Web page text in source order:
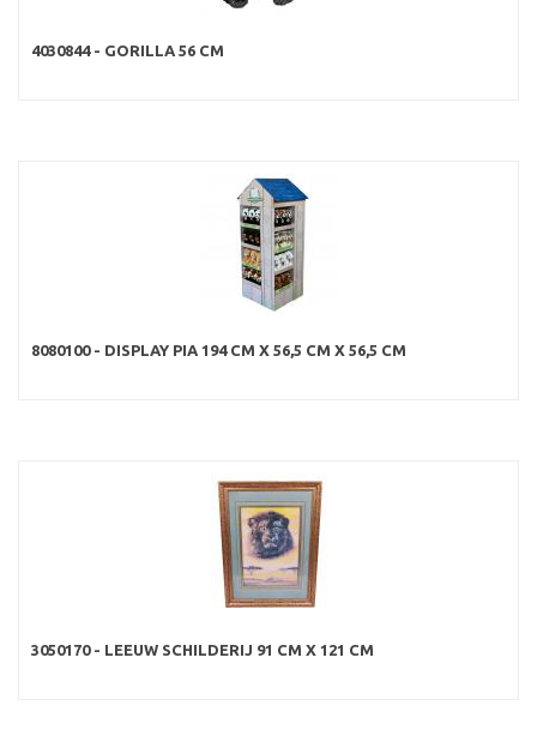
4030844 - GORILLA 56 CM
8080100 - DISPLAY PIA 194 CM X 56,5 CM X 56,5 CM
3050170 - LEEUW SCHILDERIJ 91 CM X 121 CM